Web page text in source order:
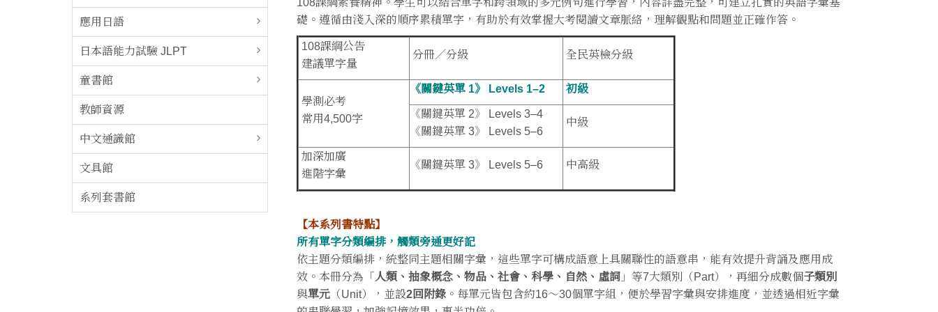
應用日語
日本語能力試驗 JLPT
童書館
教師資源
中文通識館
文具館
系列套書館
108課綱素養精神。學生可以結合單字和跨領域的多元例句進行學習，內容詳盡完整，可建立扎實的英語字彙基
礎。遵循由淺入深的順序累積單字，有助於有效掌握大考閱讀文章脈絡，理解觀點和問題並正確作答。
108課綱公告
建議單字量
分冊／分級 全民英檢分級
學測必考
常用4,500字
《關鍵英單 1》 Levels 1–2 初級
《關鍵英單 2》 Levels 3–4
《關鍵英單 3》 Levels 5–6
中級
加深加廣
進階字彙
《關鍵英單 3》 Levels 5–6 中高級
【本系列書特點】
所有單字分類編排，觸類旁通更好記
依主題分類編排，統整同主題相關字彙，這些單字可構成語意上具關聯性的語意串，能有效提升背誦及應用成
效。本冊分為「 人類、抽象概念、物品、社會、科學、自然、虛詞 」等7大類別（Part），再細分成數個子類別
與單元 （Unit），並設2回附錄 。每單元皆包含約16～30個單字組，便於學習字彙與安排進度，並透過相近字彙